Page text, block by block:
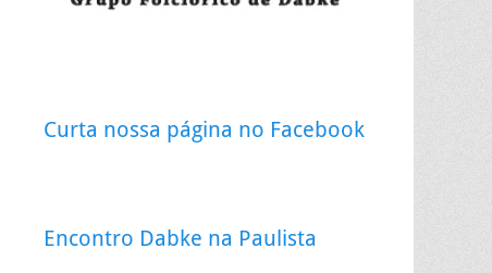
Curta nossa página no Facebook
Encontro Dabke na Paulista